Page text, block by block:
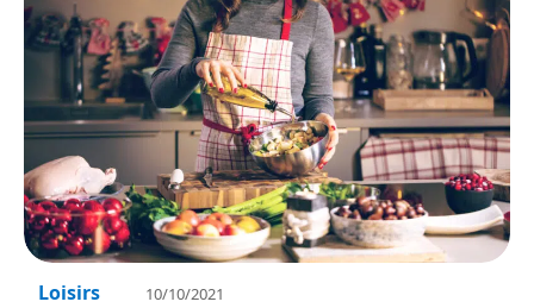
Loisirs 10/10/2021